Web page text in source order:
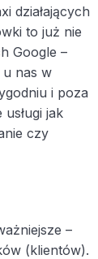
działających
to już nie
Google –
u nas w
i poza
jak
czy
–
(klientów).